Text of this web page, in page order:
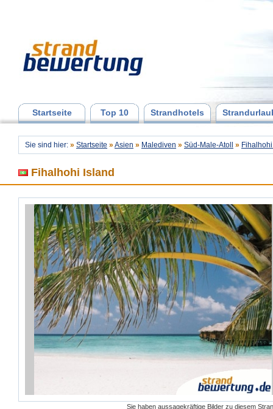
Startseite Top 10 Strandhotels
Sie sind hier: » Startseite » Asien » Malediven » Süd-Male-Atoll »
Fihalhohi Island
Sie haben aussagekräftige Bilder zu diesem